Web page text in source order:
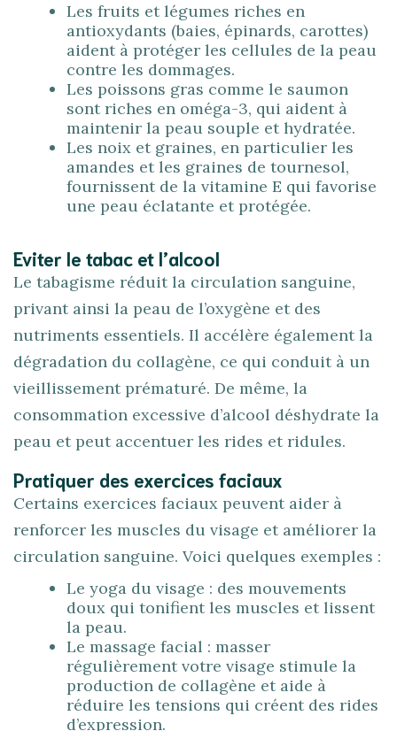
Les fruits et légumes riches en
antioxydants (baies, épinards, carottes)
aident à protéger les cellules de la peau
contre les dommages.
Les poissons gras comme le saumon
sont riches en oméga-3, qui aident à
maintenir la peau souple et hydratée.
Les noix et graines, en particulier les
amandes et les graines de tournesol,
fournissent de la vitamine E qui favorise
une peau éclatante et protégée.
Eviter le tabac et l’alcool
Le tabagisme réduit la circulation sanguine,
privant ainsi la peau de l’oxygène et des
nutriments essentiels. Il accélère également la
dégradation du collagène, ce qui conduit à un
vieillissement prématuré. De même, la
consommation excessive d’alcool déshydrate la
peau et peut accentuer les rides et ridules.
Pratiquer des exercices faciaux
Certains exercices faciaux peuvent aider à
renforcer les muscles du visage et améliorer la
circulation sanguine. Voici quelques exemples :
Le yoga du visage : des mouvements
doux qui tonifient les muscles et lissent
la peau.
Le massage facial : masser
régulièrement votre visage stimule la
production de collagène et aide à
réduire les tensions qui créent des rides
d’expression.